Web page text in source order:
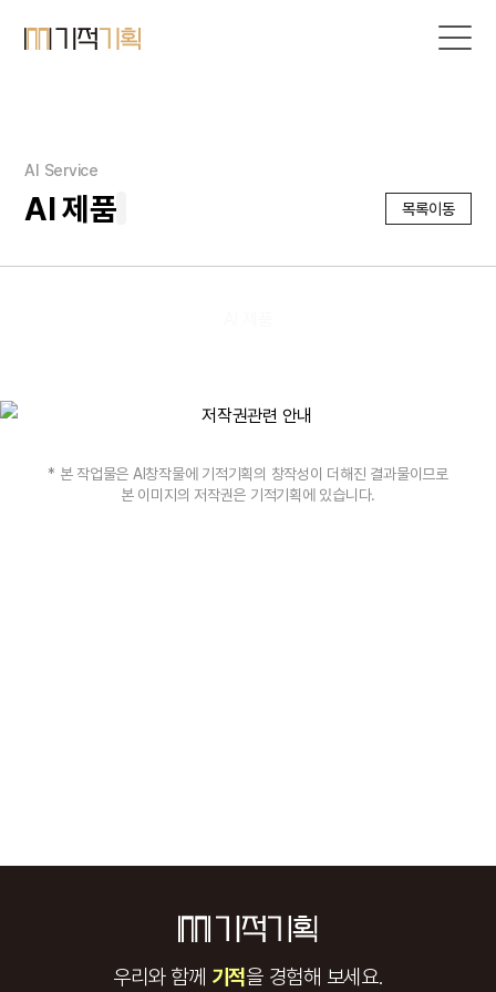
AI Service
AI 제품 목록이동
* 본 작업물은 AI창작물에 기적기획의 창작성이 더해진 결과물이므로
본 이미지의 저작권은 기적기획에 있습니다.
우리와 함께 기적을 경험해 보세요.